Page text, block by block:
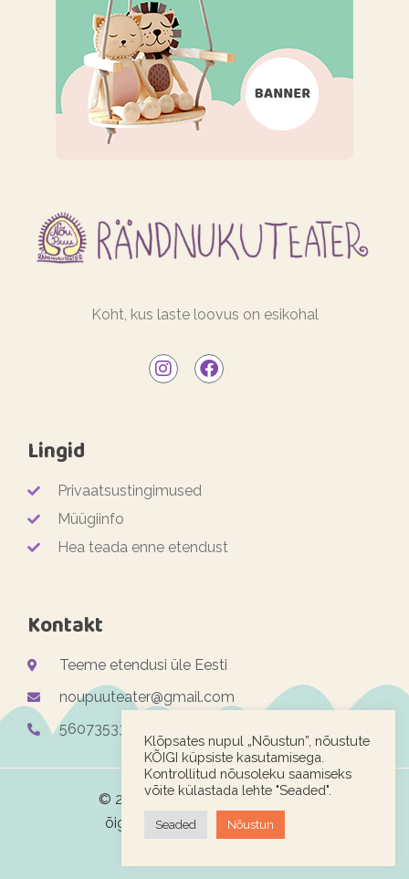
Koht, kus laste loovus on esikohal
Lingid
Privaatsustingimused
Müügiinfo
Hea teada enne etendust
Kontakt
Teeme etendusi üle Eesti
noupuuteater@gmail.com
56073533
© 2026. Rändnukuteater.ee. Kõik
õigused kaitstud. Veebimeister
Klõpsates nupul „Nõustun”, nõustute
KÕIGI küpsiste kasutamisega.
Kontrollitud nõusoleku saamiseks
võite külastada lehte "Seaded".
Seaded Nõustun